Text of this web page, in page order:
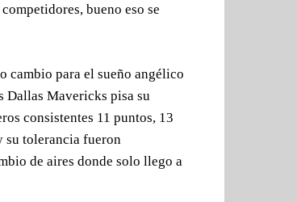
bueno eso se
cambio para el sueño angélico
Dallas Mavericks pisa su
consistentes 11 puntos, 13
su tolerancia fueron
de aires donde solo llego a